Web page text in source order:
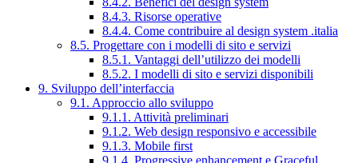
8.4.3. Risorse operative
8.4.4. Come contribuire al design system .italia
8.5. Progettare con i modelli di sito e servizi
8.5.1. Vantaggi dell’utilizzo dei modelli
8.5.2. I modelli di sito e servizi disponibili
9. Sviluppo dell’interfaccia
9.1. Approccio allo sviluppo
9.1.1. Attività preliminari
9.1.2. Web design responsivo e accessibile
9.1.3. Mobile first
9.1.4. Progressive enhancement e Graceful